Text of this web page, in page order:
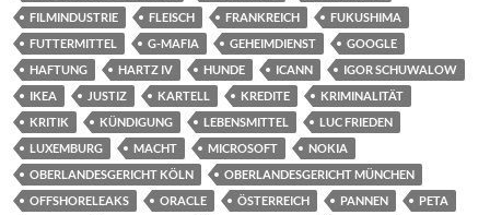
FILMINDUSTRIE
FLEISCH FRANKREICH
FUKUSHIMA
FUTTERMITTEL
G-MAFIA GEHEIMDIENST
GOOGLE
HAFTUNG
HARTZ IV HUNDE ICANN
IGOR SCHUWALOW
IKEA
JUSTIZ KARTELL KREDITE
KRIMINALITÄT
KRITIK
KÜNDIGUNG LEBENSMITTEL
LUC FRIEDEN
LUXEMBURG
MACHT MICROSOFT
NOKIA
OBERLANDESGERICHT KÖLN
OBERLANDESGERICHT MÜNCHEN
OFFSHORELEAKS
ORACLE ÖSTERREICH PANNEN
PETA